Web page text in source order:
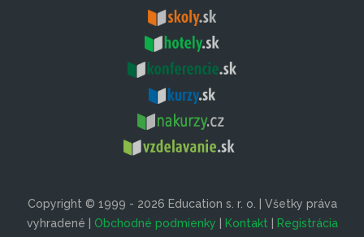
Copyright © 1999 - 2026 Education s. r. o. | Všetky práva
vyhradené | Obchodné podmienky | Kontakt | Registrácia